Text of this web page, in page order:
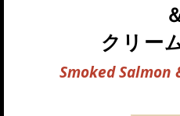
クリー
Smoked Salmon